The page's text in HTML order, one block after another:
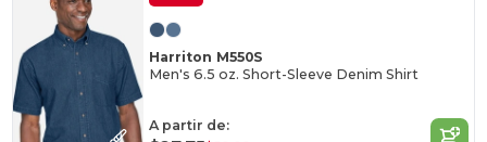
Harriton M550S
Men's 6.5 oz. Short-Sleeve Denim Shirt
A partir de: